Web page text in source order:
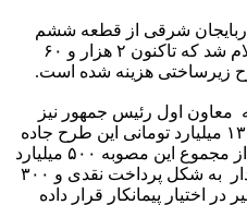
آذربایجان شرقی از قطعه ششم
آزادراه تبریز – ارومیه همچنین اعلام شد که تاکنون ۲ هزار و ۶۰
زیرساختی هزینه شده است.
معاون اول رئیس جمهور نیز
دستور تامین اعتبار یک هزار و ۱۳۰۰ میلیارد تومانی این طرح جاده
ای را امضا کرده و مقرر شده که از مجموع این مصوبه ۵۰۰ میلیارد
تومان از محل ماده ۵۶، همین مقدار به شکل پرداخت نقدی و ۳۰۰
در اختیار پیمانکار قرار داده